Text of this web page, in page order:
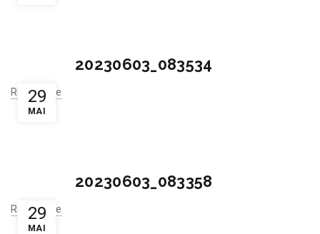
29
MAI
20230603_083534
Read More
29
MAI
20230603_083358
Read More